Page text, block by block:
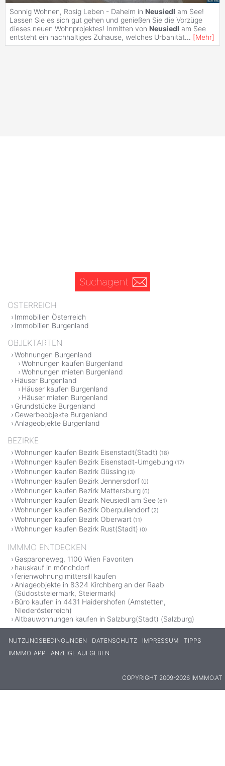
Sonnig Wohnen, Rosig Leben - Daheim in Neusiedl am See!
Lassen Sie es sich gut gehen und genießen Sie die Vorzüge
dieses neuen Wohnprojektes! Inmitten von Neusiedl am See
entsteht ein nachhaltiges Zuhause, welches Urbanität... [Mehr]
Suchagent
ÖSTERREICH
Immobilien Österreich
Immobilien Burgenland
OBJEKTARTEN
Wohnungen Burgenland
Wohnungen kaufen Burgenland
Wohnungen mieten Burgenland
Häuser Burgenland
Häuser kaufen Burgenland
Häuser mieten Burgenland
Grundstücke Burgenland
Gewerbeobjekte Burgenland
Anlageobjekte Burgenland
BEZIRKE
Wohnungen kaufen Bezirk Eisenstadt(Stadt) (18)
Wohnungen kaufen Bezirk Eisenstadt-Umgebung (17)
Wohnungen kaufen Bezirk Güssing (3)
Wohnungen kaufen Bezirk Jennersdorf (0)
Wohnungen kaufen Bezirk Mattersburg (6)
Wohnungen kaufen Bezirk Neusiedl am See (61)
Wohnungen kaufen Bezirk Oberpullendorf (2)
Wohnungen kaufen Bezirk Oberwart (11)
Wohnungen kaufen Bezirk Rust(Stadt) (0)
IMMMO ENTDECKEN
Gasparoneweg, 1100 Wien Favoriten
hauskauf in mönchdorf
ferienwohnung mittersill kaufen
Anlageobjekte in 8324 Kirchberg an der Raab
(Südoststeiermark, Steiermark)
Büro kaufen in 4431 Haidershofen (Amstetten,
Niederösterreich)
Altbauwohnungen kaufen in Salzburg(Stadt) (Salzburg)
NUTZUNGSBEDINGUNGEN DATENSCHUTZ IMPRESSUM
TIPPS
IMMMO-APP
ANZEIGE AUFGEBEN
COPYRIGHT 2009-2026 IMMMO.AT